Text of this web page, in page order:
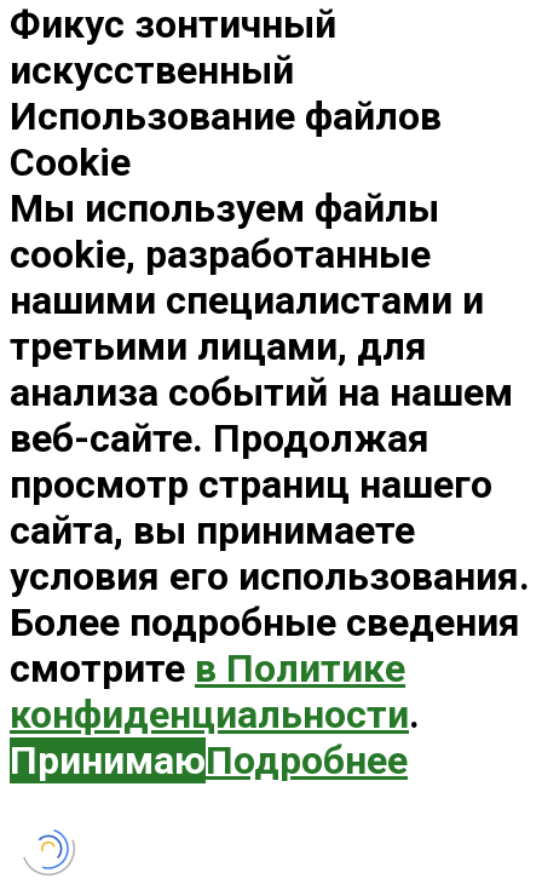
Фикус зонтичный
искусственный
Использование файлов
Cookie
Мы используем файлы
cookie, разработанные
нашими специалистами и
третьими лицами, для
анализа событий на нашем
веб-сайте. Продолжая
просмотр страниц нашего
сайта, вы принимаете
условия его использования.
Более подробные сведения
смотрите в Политике
конфиденциальности.
ПринимаюПодробнее